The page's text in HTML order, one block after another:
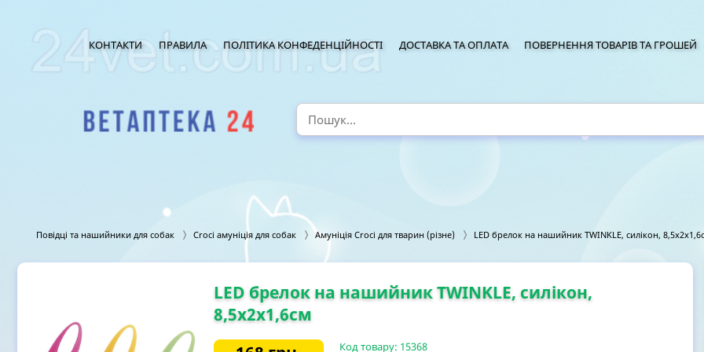
КОНТАКТИ ПРАВИЛА ПОЛІТИКА КОНФЕДЕНЦІЙНОСТІ ДОСТАВКА ТА ОПЛАТА ПОВЕРНЕННЯ ТОВАРІВ ТА ГРОШЕЙ
Повідці та нашийники для собак Croci амуніція для собак Амуніція Croci для тварин (різне) LED брелок на нашийник TWINKLE, силікон,
LED брелок на нашийник TWINKLE, силікон,
8,5x2x1,6см
Код товару: 15368